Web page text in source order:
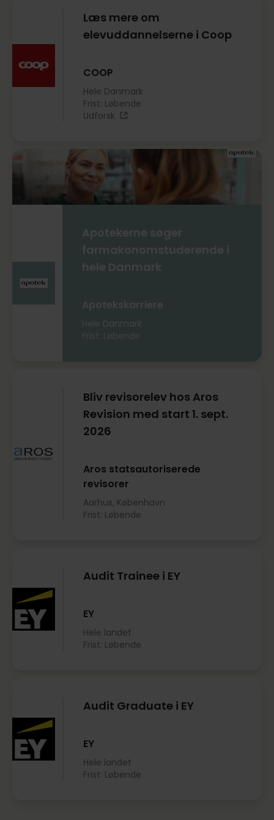
Læs mere om
elevuddannelserne i Coop
COOP
Hele Danmark
Frist: Løbende
Udforsk
Apotekerne søger
farmakonomstuderende i
hele Danmark
Apotekskarriere
Hele Danmark
Frist: Løbende
Bliv revisorelev hos Aros
Revision med start 1. sept.
2026
Aros statsautoriserede
revisorer
Aarhus, København
Frist: Løbende
Audit Trainee i EY
EY
Hele landet
Frist: Løbende
Audit Graduate i EY
EY
Hele landet
Frist: Løbende